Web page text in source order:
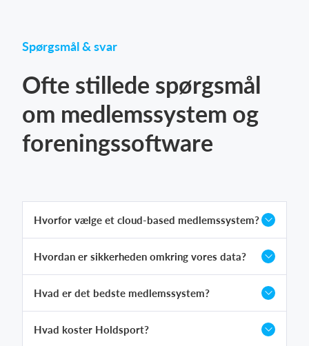
Spørgsmål & svar
Ofte stillede spørgsmål
om medlemssystem og
foreningssoftware
Hvorfor vælge et cloud-based medlemssystem?
Hvordan er sikkerheden omkring vores data?
Hvad er det bedste medlemssystem?
Hvad koster Holdsport?